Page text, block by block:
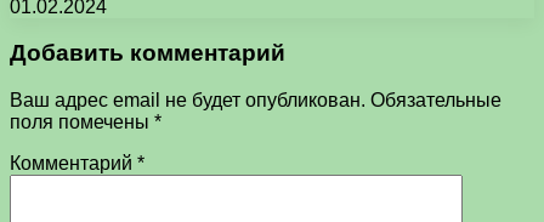
01.02.2024
Добавить комментарий
Ваш адрес email не будет опубликован. Обязательные
поля помечены *
Комментарий *